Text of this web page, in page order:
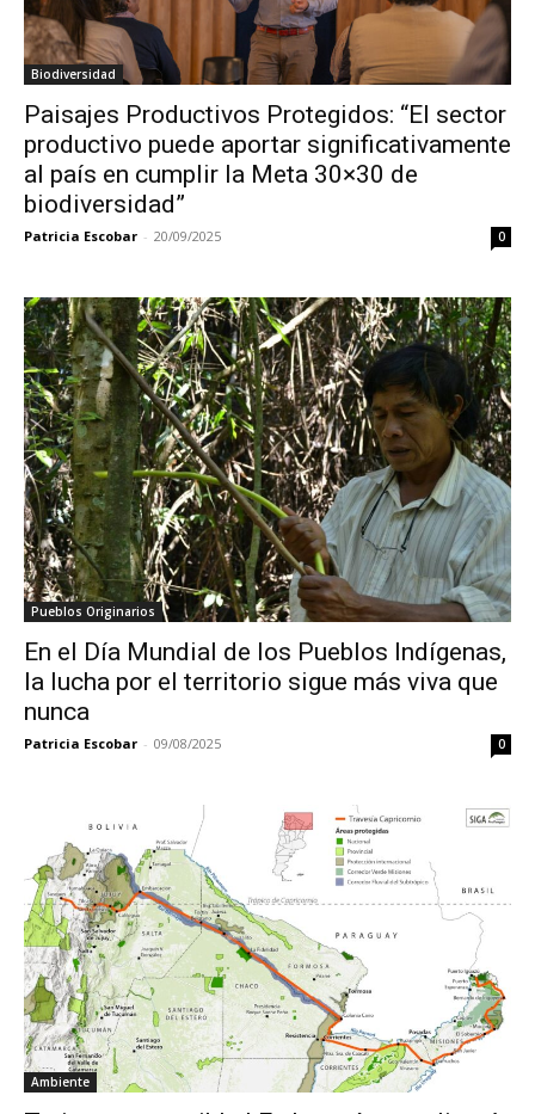
Biodiversidad
Paisajes Productivos Protegidos: “El sector
productivo puede aportar significativamente
al país en cumplir la Meta 30×30 de
biodiversidad”
Patricia Escobar - 20/09/2025 0
Pueblos Originarios
En el Día Mundial de los Pueblos Indígenas,
la lucha por el territorio sigue más viva que
nunca
Patricia Escobar - 09/08/2025 0
Ambiente